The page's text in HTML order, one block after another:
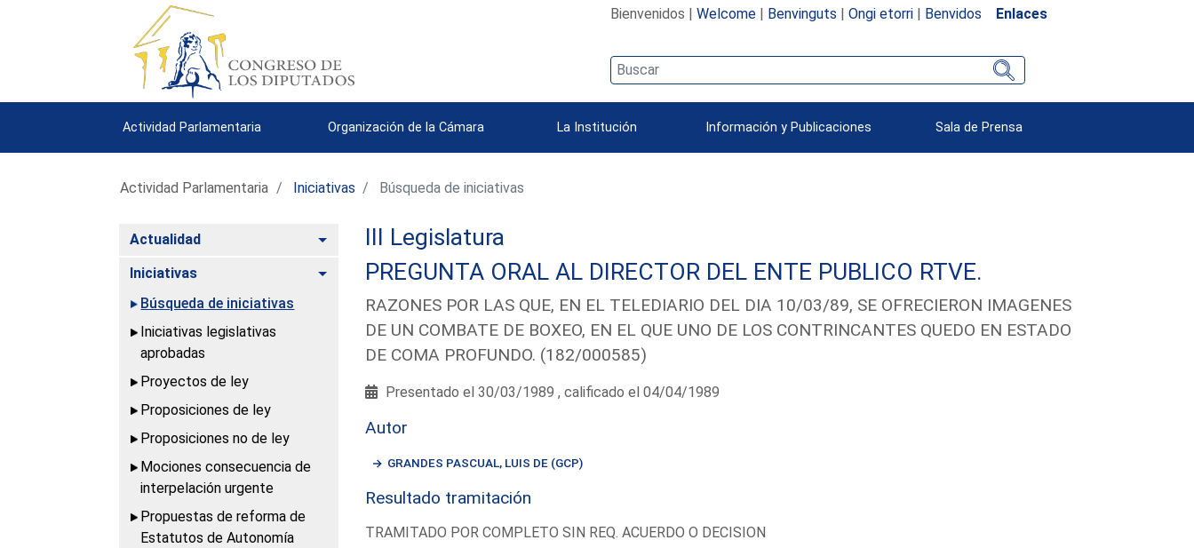
Bienvenidos | Welcome| Benvinguts | Ongi etorri| Benvidos Enlaces
Actividad Parlamentaria Organización de la Cámara La Institución Información y Publicaciones Sala de Prensa
Actividad Parlamentaria Iniciativas Búsqueda de iniciativas
Actualidad Alternar
Iniciativas
Alternar
Búsqueda de iniciativas
Iniciativas legislativas
aprobadas
Proyectos de ley
Proposiciones de ley
Proposiciones no de ley
Mociones consecuencia de
interpelación urgente
Propuestas de reforma de
Estatutos de Autonomía
III Legislatura
PREGUNTA ORAL AL DIRECTOR DEL ENTE PUBLICO RTVE.
RAZONES POR LAS QUE, EN EL TELEDIARIO DEL DIA 10/03/89, SE OFRECIERON IMAGENES
DE UN COMBATE DE BOXEO, EN EL QUE UNO DE LOS CONTRINCANTES QUEDO EN ESTADO
DE COMA PROFUNDO. (182/000585)
Presentado el 30/03/1989 , calificado el 04/04/1989
Autor
GRANDES PASCUAL, LUIS DE (GCP)
Resultado tramitación
TRAMITADO POR COMPLETO SIN REQ. ACUERDO O DECISION